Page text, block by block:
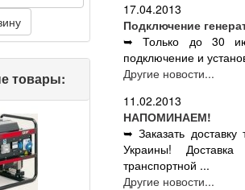
товары:
17.04.2013
Подключение
➥ Только до 30
подключение и
Другие новости...
11.02.2013
НАПОМИНАЕМ!
➥ Заказать
Украины!
транспортной ...
Другие новости...